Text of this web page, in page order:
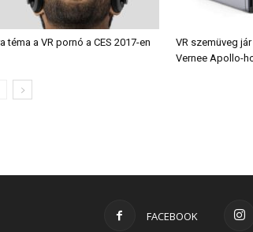
téma a VR pornó a CES 2017-en
VR szemüveg
Vernee Apollo-
FACEBOOK